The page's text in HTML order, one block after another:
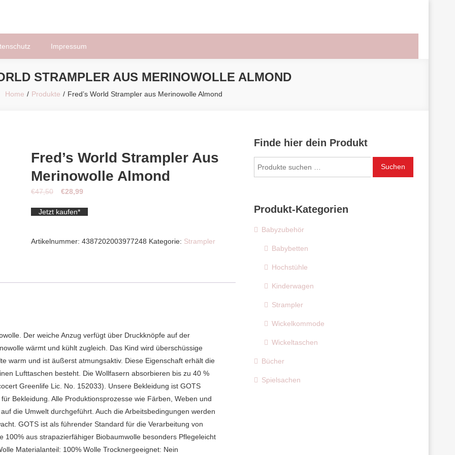
Impressum
STRAMPLER AUS MERINOWOLLE ALMOND
Home Produkte Fred’s World Strampler aus Merinowolle Almond
Fred’s World Strampler Aus
Merinowolle Almond
€47,50
Ursprünglicher
war:
€28,99Aktueller
ist:
Jetzt kaufen*
Artikelnummer: 4387202003977248 Kategorie: Strampler
Der weiche Anzug verfügt über Druckknöpfe auf der
wärmt und kühlt zugleich. Das Kind wird überschüssige
warm und ist äußerst atmungsaktiv. Diese Eigenschaft erhält die
Lufttaschen besteht. Die Wollfasern absorbieren bis zu 40 %
Greenlife Lic. No. 152033). Unsere Bekleidung ist GOTS
Bekleidung. Alle Produktionsprozesse wie Färben, Weben und
die Umwelt durchgeführt. Auch die Arbeitsbedingungen werden
GOTS ist als führender Standard für die Verarbeitung von
100% aus strapazierfähiger Biobaumwolle besonders Pflegeleicht
Materialanteil: 100% Wolle Trocknergeeignet: Nein
Finde hier dein Produkt
nach:
Suchen
Produkt-Kategorien
Babyzubehör
Babybetten
Hochstühle
Kinderwagen
Strampler
Wickelkommode
Wickeltaschen
Bücher
Spielsachen